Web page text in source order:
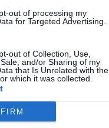
out of processing my
for Targeted Advertising.
out of Collection, Use,
and/or Sharing of my
that Is Unrelated with the
which it was collected.
ΑΝΤΙΣΥΛΛΗΠΤΙΚΟ,